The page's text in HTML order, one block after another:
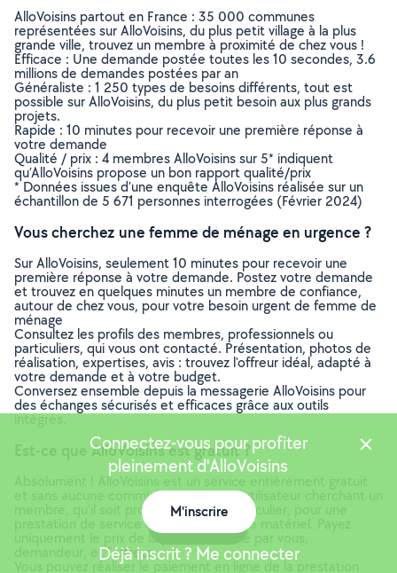
AlloVoisins partout en France : 35 000 communes
représentées sur AlloVoisins, du plus petit village à la plus
grande ville, trouvez un membre à proximité de chez vous !
Efficace : Une demande postée toutes les 10 secondes, 3.6
millions de demandes postées par an
Généraliste : 1 250 types de besoins différents, tout est
possible sur AlloVoisins, du plus petit besoin aux plus grands
projets.
Rapide : 10 minutes pour recevoir une première réponse à
votre demande
Qualité / prix : 4 membres AlloVoisins sur 5* indiquent
qu’AlloVoisins propose un bon rapport qualité/prix
* Données issues d’une enquête AlloVoisins réalisée sur un
échantillon de 5 671 personnes interrogées (Février 2024)
Vous cherchez une femme de ménage en urgence ?
Sur AlloVoisins, seulement 10 minutes pour recevoir une
première réponse à votre demande. Postez votre demande
et trouvez en quelques minutes un membre de confiance,
autour de chez vous, pour votre besoin urgent de femme de
ménage
Consultez les profils des membres, professionnels ou
particuliers, qui vous ont contacté. Présentation, photos de
réalisation, expertises, avis : trouvez l'offreur idéal, adapté à
votre demande et à votre budget.
Conversez ensemble depuis la messagerie AlloVoisins pour
des échanges sécurisés et efficaces grâce aux outils
intégrés.
Est-ce que AlloVoisins est gratuit ?
Absolument ! AlloVoisins est un service entièrement gratuit
et sans aucune commission pour tout utilisateur cherchant un
membre, qu’il soit professionnel ou particulier, pour une
prestation de service ou une location de matériel. Payez
uniquement le prix de la prestation, fixé par vous,
demandeur, et l’offreur.
Vous pouvez réaliser le paiement en ligne de la prestation
Connectez-vous pour profiter
pleinement d'AlloVoisins
M'inscrire
Déjà inscrit ? Me connecter